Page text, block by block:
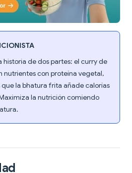
historia de dos partes: el curry de
nutrientes con proteína vegetal,
la bhatura frita añade calorías
la nutrición comiendo